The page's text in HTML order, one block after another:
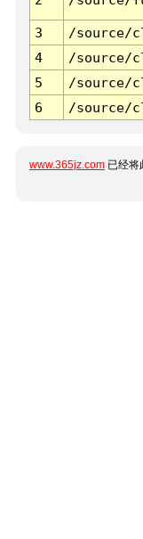
3 /source/
4
/source/
5
/source/
6
/source/
www.365jz.com 已经将